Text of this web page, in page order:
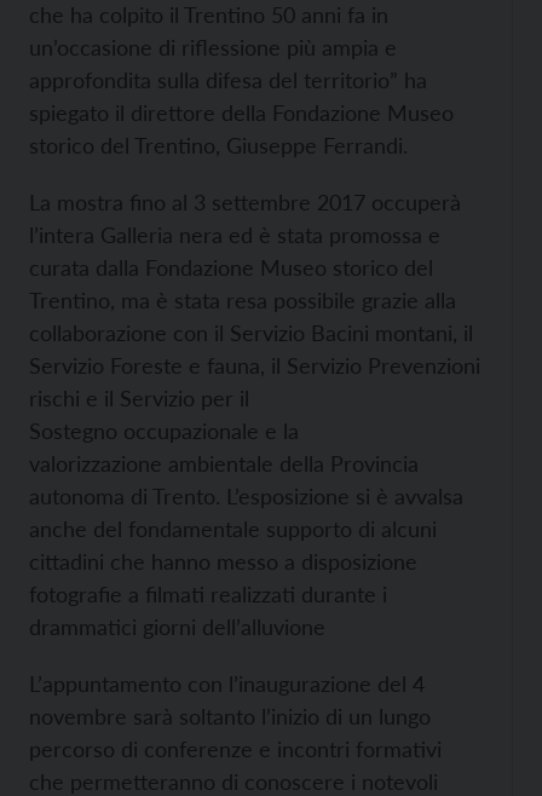
che ha colpito il Trentino 50 anni fa in
un’occasione di riflessione più ampia e
approfondita sulla difesa del territorio” ha
spiegato il direttore della Fondazione Museo
storico del Trentino, Giuseppe Ferrandi.
La mostra fino al 3 settembre 2017 occuperà
l’intera Galleria nera ed è stata promossa e
curata dalla Fondazione Museo storico del
Trentino, ma è stata resa possibile grazie alla
collaborazione con il Servizio Bacini montani, il
Servizio Foreste e fauna, il Servizio Prevenzioni
rischi e il Servizio per il
Sostegno occupazionale e la
valorizzazione ambientale della Provincia
autonoma di Trento. L’esposizione si è avvalsa
anche del fondamentale supporto di alcuni
cittadini che hanno messo a disposizione
fotografie a filmati realizzati durante i
drammatici giorni dell’alluvione
L’appuntamento con l’inaugurazione del 4
novembre sarà soltanto l’inizio di un lungo
percorso di conferenze e incontri formativi
che permetteranno di conoscere i notevoli